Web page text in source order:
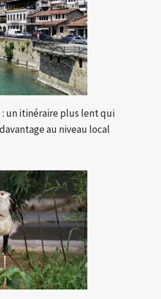
: un itinéraire plus lent qui
au niveau local